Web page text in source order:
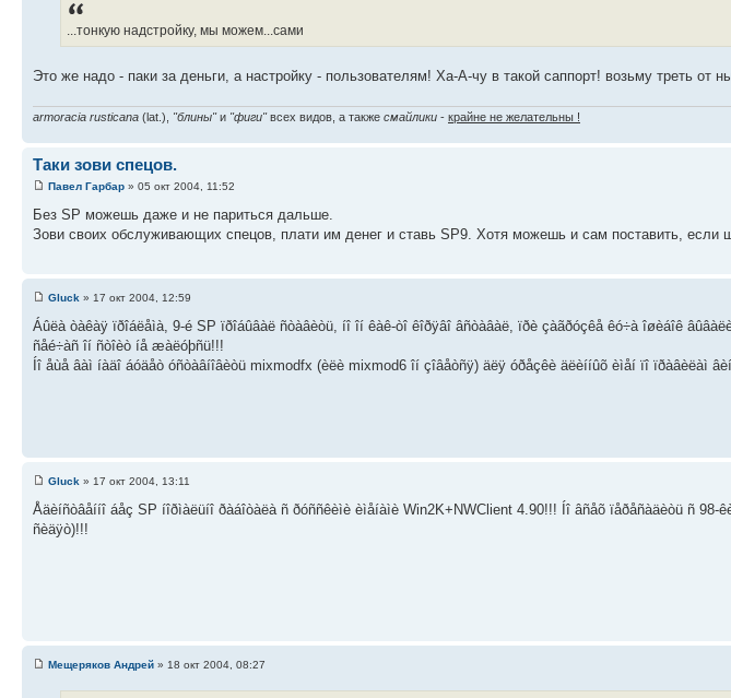
...тонкую надстройку, мы можем...сами
Это же надо - паки за деньги, а настройку - пользователям! Ха-А-чу в такой саппорт! возьму треть от
armoracia rusticana (lat.), "блины"и "фиги"всех видов, а также смайлики - крайне не желательны !
Таки зови спецов.
Павел Гарбар » 05 окт 2004, 11:52
Без SP можешь даже и не париться дальше.
Зови своих обслуживающих спецов, плати им денег и ставь SP9. Хотя можешь и сам поставить, если
Gluck » 17 окт 2004, 12:59
Áûëà òàêàÿ ïðîáëåìà, 9-é SP ïðîáûâàë ñòàâèòü, íî îí êàê-òî êîðÿâî âñòàâàë, ïðè çàãðóçêå êó÷à îøèáîê
ñåé÷àñ îí ñòîèò íå æàëóþñü!!!
Íî åùå âàì íàäî áóäåò óñòàâíîâèòü mixmodfx (èëè mixmod6 îí çîâåòñÿ) äëÿ óðåçêè äëèííûõ èìåí ïî ïðàâèëàì
Gluck » 17 окт 2004, 13:11
Åäèíñòâåííî áåç SP íîðìàëüíî ðàáîòàëà ñ ðóññêèìè èìåíàìè Win2K+NWClient 4.90!!! Íî âñåõ ïåðåñàäèòü ñ
ñèäÿò)!!!
Мещеряков Андрей » 18 окт 2004, 08:27